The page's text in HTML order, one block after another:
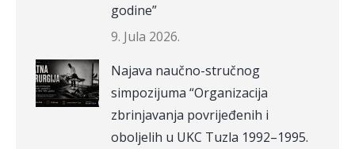
godine”
9. Jula 2026.
Najava naučno-stručnog
simpozijuma “Organizacija
zbrinjavanja povrijeđenih i
oboljelih u UKC Tuzla 1992–1995.